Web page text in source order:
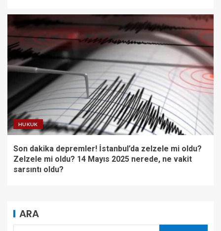
HUKUK
Son dakika depremler! İstanbul’da zelzele mi oldu?
Zelzele mi oldu? 14 Mayıs 2025 nerede, ne vakit
sarsıntı oldu?
ARA